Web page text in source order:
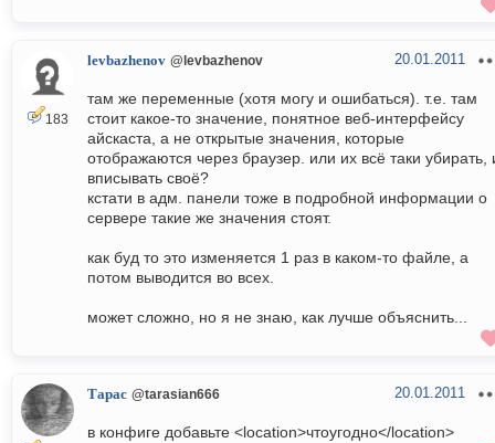
183
levbazhenov @levbazhenov 20.01.2011
там же переменные (хотя могу и ошибаться). т.е. там
стоит какое-то значение, понятное веб-интерфейсу
айскаста, а не открытые значения, которые
отображаются через браузер. или их всё таки убирать,
вписывать своё?
кстати в адм. панели тоже в подробной информации о
сервере такие же значения стоят.
как буд то это изменяется 1 раз в каком-то файле, а
потом выводится во всех.
может сложно, но я не знаю, как лучше объяснить...
Тарас @tarasian666 20.01.2011
в конфиге добавьте <loсation>чтоугодно</location>